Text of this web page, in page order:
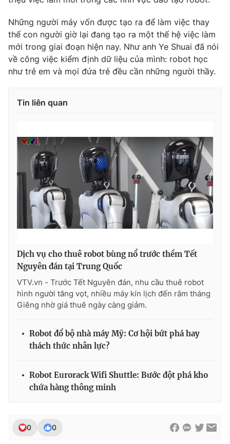
Ðiện thoại Thời báo VTV:024.66 897 897
Email:toasoan@vtv.vn
Liên hệ quảng cáo:024-7300.7108
® Cấm sao chép dưới mọi hình thức nếu không có sự chấp
thuận bằng văn bản. Ghi rõ nguồn VTV.vn khi phát hành lại
thông tin từ website này.
Những người máy vốn được tạo ra để làm việc thay
thế con người giờ lại đang tạo ra một thế hệ việc làm
mới trong giai đoạn hiện nay. Như anh Ye Shuai đã nói
về công việc kiểm định dữ liệu của mình: robot học
như trẻ em và mọi đứa trẻ đều cần những người thầy.
Tin liên quan
Dịch vụ cho thuê robot bùng nổ trước thềm Tết
Nguyên đán tại Trung Quốc
VTV.vn - Trước Tết Nguyên đán, nhu cầu thuê robot
hình người tăng vọt, nhiều máy kín lịch đến rằm tháng
Giêng nhờ giá thuê ngày càng giảm.
Robot đổ bộ nhà máy Mỹ: Cơ hội bứt phá hay
thách thức nhân lực?
Robot Eurorack Wifi Shuttle: Bước đột phá kho
chứa hàng thông minh
0 0